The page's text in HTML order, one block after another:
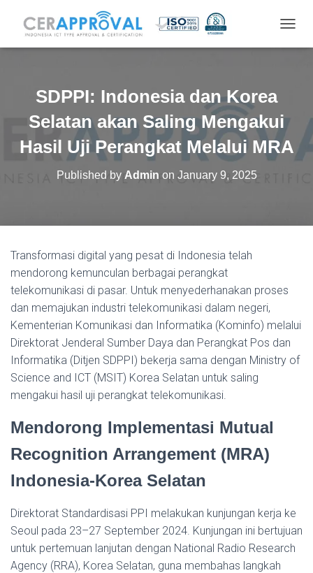
O
V
SDPPI: Indonesia dan Korea
Selatan akan Saling Mengakui
Hasil Uji Perangkat Melalui MRA
Published by Admin on January 9, 2025
Transformasi digital yang pesat di Indonesia telah
mendorong kemunculan berbagai perangkat
telekomunikasi di pasar. Untuk menyederhanakan proses
dan memajukan industri telekomunikasi dalam negeri,
Kementerian Komunikasi dan Informatika (Kominfo) melalui
Direktorat Jenderal Sumber Daya dan Perangkat Pos dan
Informatika (Ditjen SDPPI) bekerja sama dengan Ministry of
Science and ICT (MSIT) Korea Selatan untuk saling
mengakui hasil uji perangkat telekomunikasi.
Mendorong Implementasi Mutual
Recognition Arrangement (MRA)
Indonesia-Korea Selatan
Direktorat Standardisasi PPI melakukan kunjungan kerja ke
Seoul pada 23–27 September 2024. Kunjungan ini bertujuan
untuk pertemuan lanjutan dengan National Radio Research
Agency (RRA), Korea Selatan, guna membahas langkah